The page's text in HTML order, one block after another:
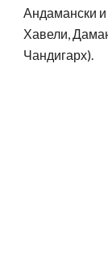
Андамански
Хавели,
Чандигарх).